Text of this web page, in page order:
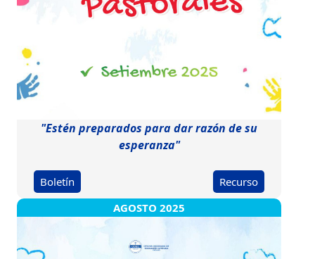
"Estén preparados para dar razón de su
esperanza"
Boletín
Recurso
AGOSTO 2025